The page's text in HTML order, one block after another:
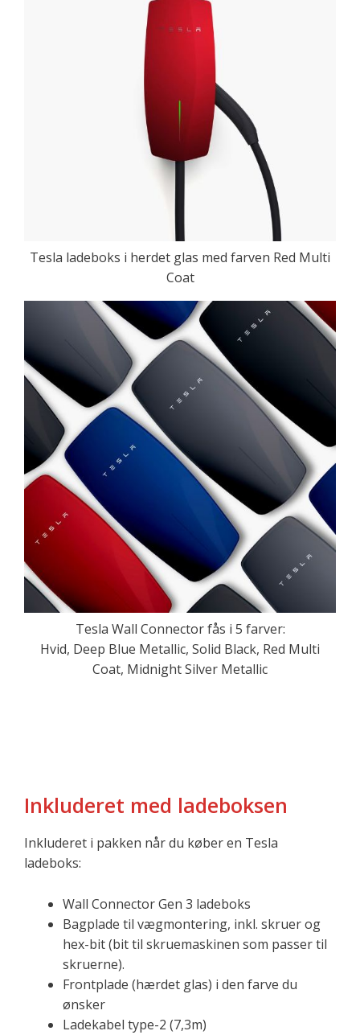
Tesla ladeboks i herdet glas med farven Red Multi
Coat
Tesla Wall Connector fås i 5 farver:
Hvid, Deep Blue Metallic, Solid Black, Red Multi
Coat, Midnight Silver Metallic
Inkluderet med ladeboksen
Inkluderet i pakken når du køber en Tesla
ladeboks:
Wall Connector Gen 3 ladeboks
Bagplade til vægmontering, inkl. skruer og
hex-bit (bit til skruemaskinen som passer til
skruerne).
Frontplade (hærdet glas) i den farve du
ønsker
Ladekabel type-2 (7,3m)